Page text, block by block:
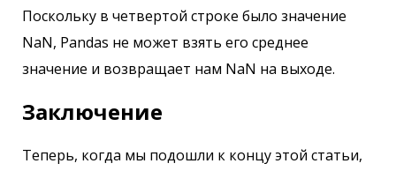
Поскольку в четвертой строке было значение
NaN, Pandas не может взять его среднее
значение и возвращает нам NaN на выходе.
Заключение
Теперь, когда мы подошли к концу этой статьи,